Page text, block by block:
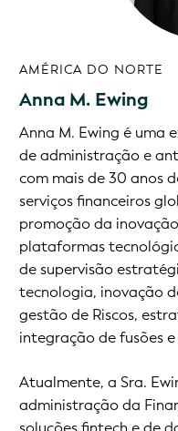
AMÉRICA DO NORTE
Anna M. Ewing
Anna M. Ewing é uma
de administração e
com mais de 30 anos
serviços financeiros
promoção da
plataformas
de supervisão
tecnologia, inovação
gestão de Riscos,
integração de fusões e
Atualmente, a Sra.
administração da